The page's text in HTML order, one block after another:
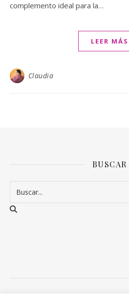
complemento ideal para la…
LEER MÁS
Claudia
BUSCAR